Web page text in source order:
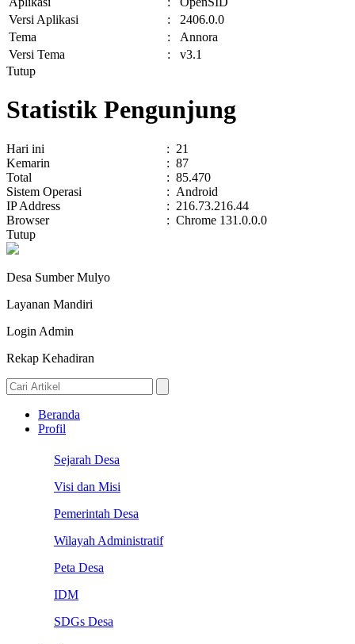
Versi Aplikasi
:
2406.0.0
Tema
:
Annora
Versi Tema
:
v3.1
Tutup
Statistik Pengunjung
Hari ini : 21
Kemarin
: 87
Total
: 85.470
Sistem Operasi
: Android
IP Address
: 216.73.216.44
Browser
: Chrome 131.0.0.0
Tutup
Desa Sumber Mulyo
Layanan Mandiri
Login Admin
Rekap Kehadiran
Beranda
Profil
Sejarah Desa
Visi dan Misi
Pemerintah Desa
Wilayah Administratif
Peta Desa
IDM
SDGs Desa